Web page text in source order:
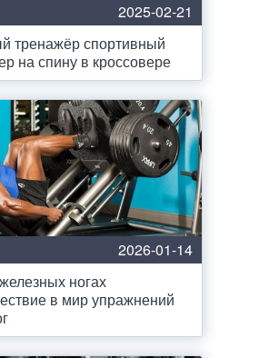
2025-02-21
тренажёр спортивный
на спину в кроссовере
2026-01-14
ногах
в мир упражнений